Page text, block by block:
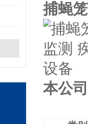
捕蝇
本公